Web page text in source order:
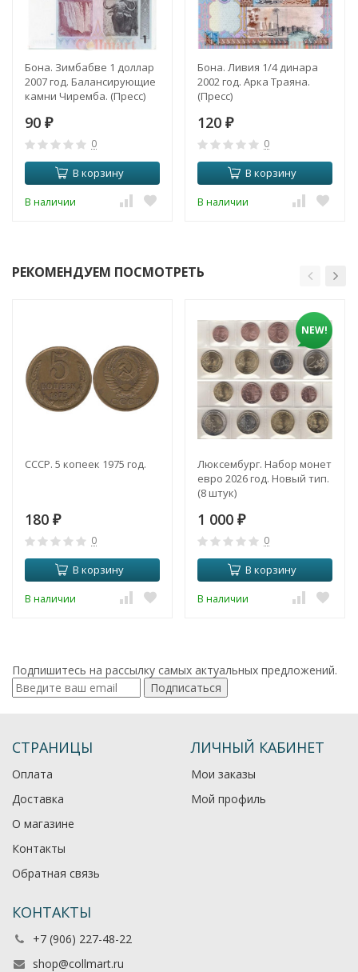
Бона. Зимбабве 1 доллар
2007 год. Балансирующие
камни Чиремба. (Пресс)
90 ₽
0
В корзину
В наличии
Бона. Ливия 1/4 динара
2002 год. Арка Траяна.
(Пресс)
120 ₽
0
В корзину
В наличии
РЕКОМЕНДУЕМ ПОСМОТРЕТЬ
СССР. 5 копеек 1975 год.
180 ₽
0
В корзину
В наличии
NEW!
Люксембург. Набор монет
евро 2026 год. Новый тип.
(8 штук)
1 000 ₽
0
В корзину
В наличии
Подпишитесь на рассылку самых актуальных предложений.
Подписаться
СТРАНИЦЫ
Оплата
Доставка
О магазине
Контакты
Обратная связь
ЛИЧНЫЙ КАБИНЕТ
Мои заказы
Мой профиль
КОНТАКТЫ
+7 (906) 227-48-22
shop@collmart.ru